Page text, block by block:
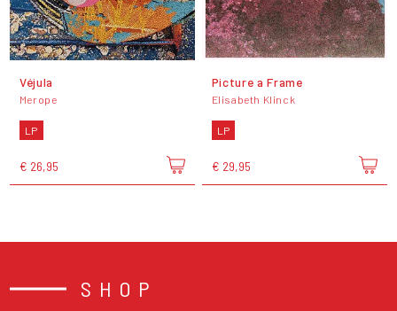
Véjula
Merope
LP
€ 26,95
Picture a Frame
Elisabeth Klinck
LP
€ 29,95
SHOP